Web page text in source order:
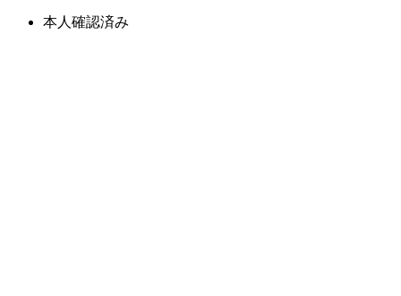
本人確認済み